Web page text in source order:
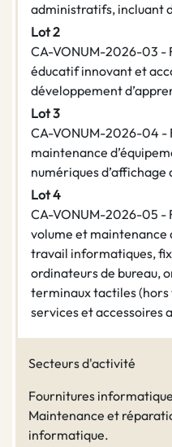
administratifs, incluant
Lot 2
CA-VONUM-2026-03 -
éducatif innovant et
développement
Lot 3
CA-VONUM-2026-04 -
maintenance
numériques d’affichage
Lot 4
CA-VONUM-2026-05 -
volume et maintenance
travail informatiques,
ordinateurs de bureau,
terminaux tactiles
services et accessoires
Secteurs d'activité
Fournitures
Maintenance et
informatique.